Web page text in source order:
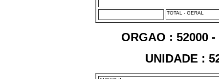
TOTAL - GERAL
ORGAO : 52000
UNIDADE :